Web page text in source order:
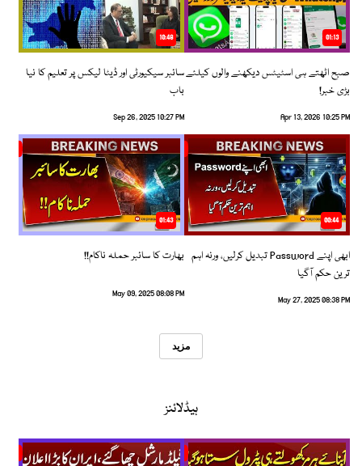
01:13
صبح اٹھتے ہی اسٹیٹس دیکھنے والوں کیلئے
بڑی خبر!
Apr 13, 2026 10:25 PM
10:48
سائبر سیکیورٹی اور ڈیٹا لیکس پر تعلیم کا نیا
باب
Sep 26, 2025 10:27 PM
00:44
ابھی اپنے Password تبدیل کرلیں، ورنہ اہم
ترین حکم آگیا
May 27, 2025 08:38 PM
01:43
بھارت کا سائبر حملہ ناکام!!
May 09, 2025 08:08 PM
مزید
ہیڈلائنز